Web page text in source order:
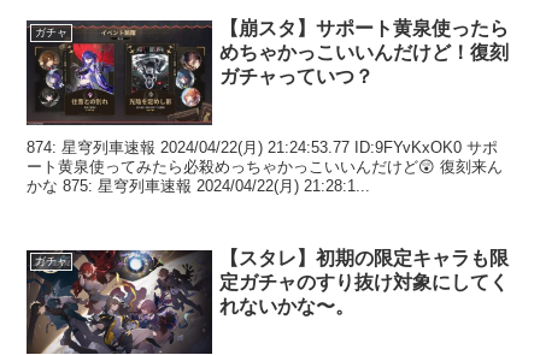
ガチャ
【崩スタ】サポート黄泉使ったら
めちゃかっこいいんだけど！復刻
ガチャっていつ？
874: 星穹列車速報 2024/04/22(月) 21:24:53.77 ID:9FYvKxOK0 サポ
ート黄泉使ってみたら必殺めっちゃかっこいいんだけど😲 復刻来ん
かな 875: 星穹列車速報 2024/04/22(月) 21:28:1...
ガチャ
【スタレ】初期の限定キャラも限
定ガチャのすり抜け対象にしてく
れないかな〜。